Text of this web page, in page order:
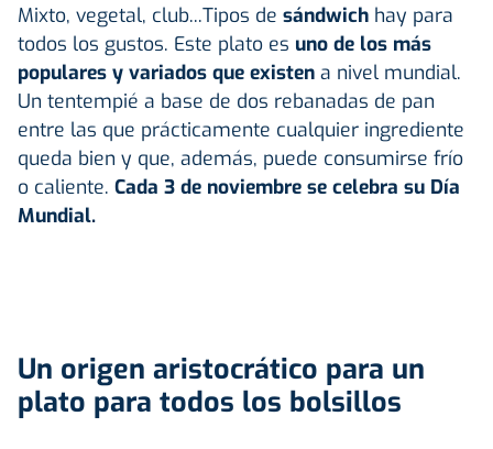
Mixto, vegetal, club...Tipos de sándwich hay para
todos los gustos. Este plato es uno de los más
populares y variados que existen a nivel mundial.
Un tentempié a base de dos rebanadas de pan
entre las que prácticamente cualquier ingrediente
queda bien y que, además, puede consumirse frío
o caliente. Cada 3 de noviembre se celebra su Día
Mundial.
Un origen aristocrático para un
plato para todos los bolsillos